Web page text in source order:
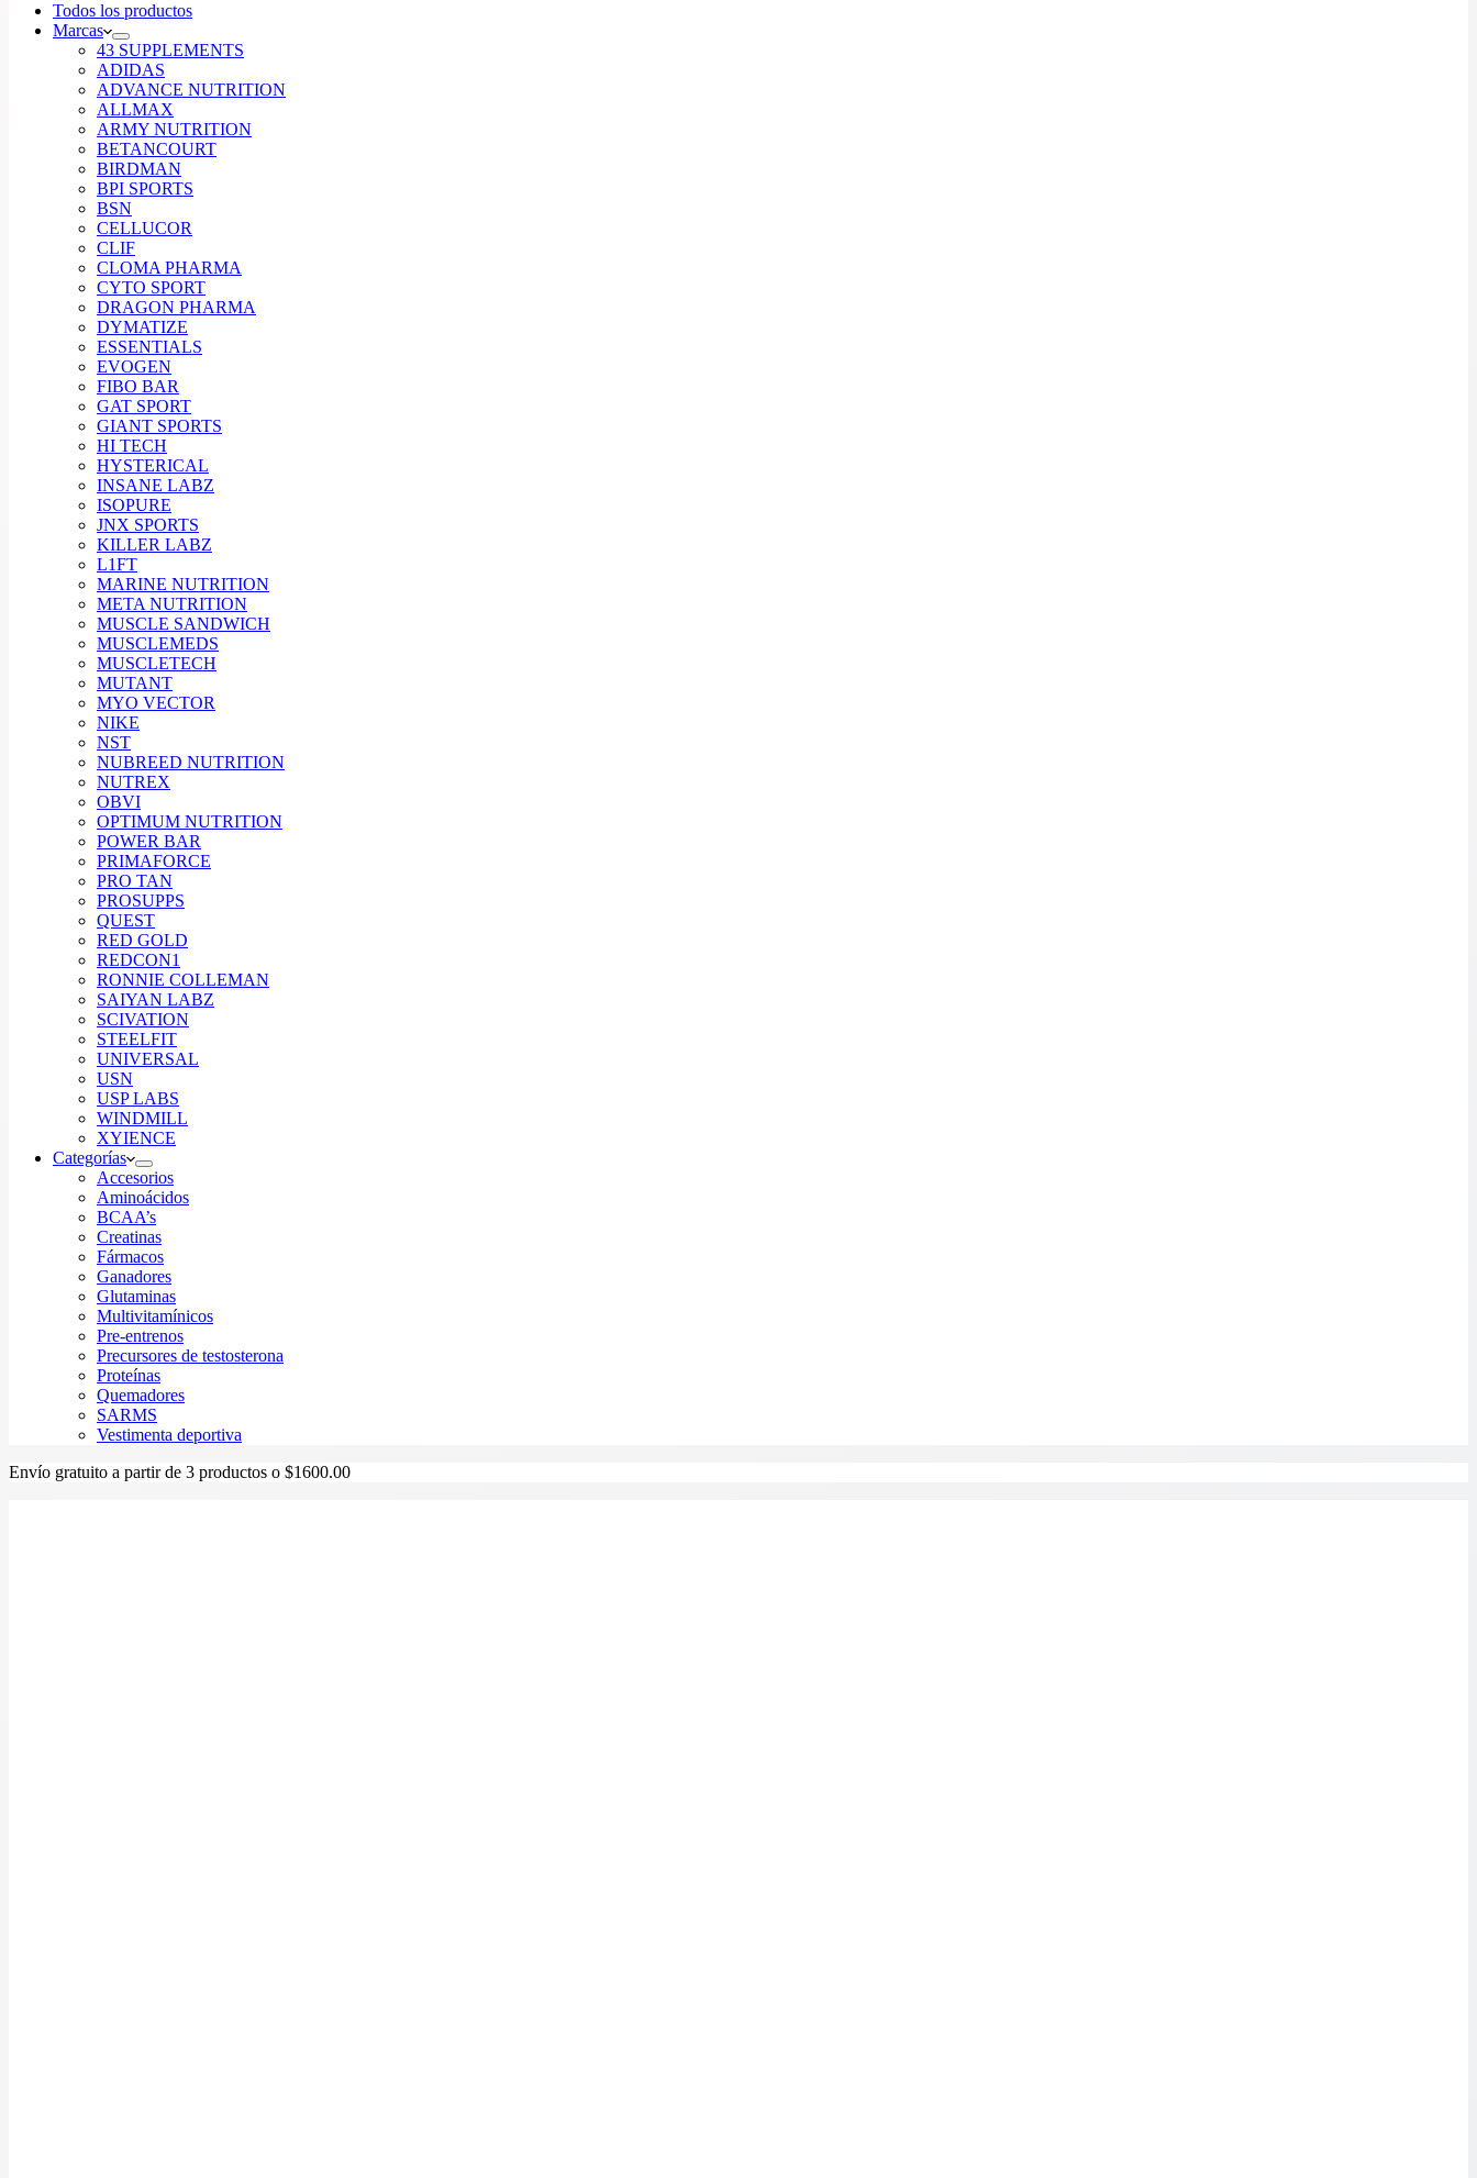
Todos los productos
Marcas
43 SUPPLEMENTS
ADIDAS
ADVANCE NUTRITION
ALLMAX
ARMY NUTRITION
BETANCOURT
BIRDMAN
BPI SPORTS
BSN
CELLUCOR
CLIF
CLOMA PHARMA
CYTO SPORT
DRAGON PHARMA
DYMATIZE
ESSENTIALS
EVOGEN
FIBO BAR
GAT SPORT
GIANT SPORTS
HI TECH
HYSTERICAL
INSANE LABZ
ISOPURE
JNX SPORTS
KILLER LABZ
L1FT
MARINE NUTRITION
META NUTRITION
MUSCLE SANDWICH
MUSCLEMEDS
MUSCLETECH
MUTANT
MYO VECTOR
NIKE
NST
NUBREED NUTRITION
NUTREX
OBVI
OPTIMUM NUTRITION
POWER BAR
PRIMAFORCE
PRO TAN
PROSUPPS
QUEST
RED GOLD
REDCON1
RONNIE COLLEMAN
SAIYAN LABZ
SCIVATION
STEELFIT
UNIVERSAL
USN
USP LABS
WINDMILL
XYIENCE
Categorías
Accesorios
Aminoácidos
BCAA’s
Creatinas
Fármacos
Ganadores
Glutaminas
Multivitamínicos
Pre-entrenos
Precursores de testosterona
Proteínas
Quemadores
SARMS
Vestimenta deportiva
Envío gratuito a partir de 3 productos o $1600.00